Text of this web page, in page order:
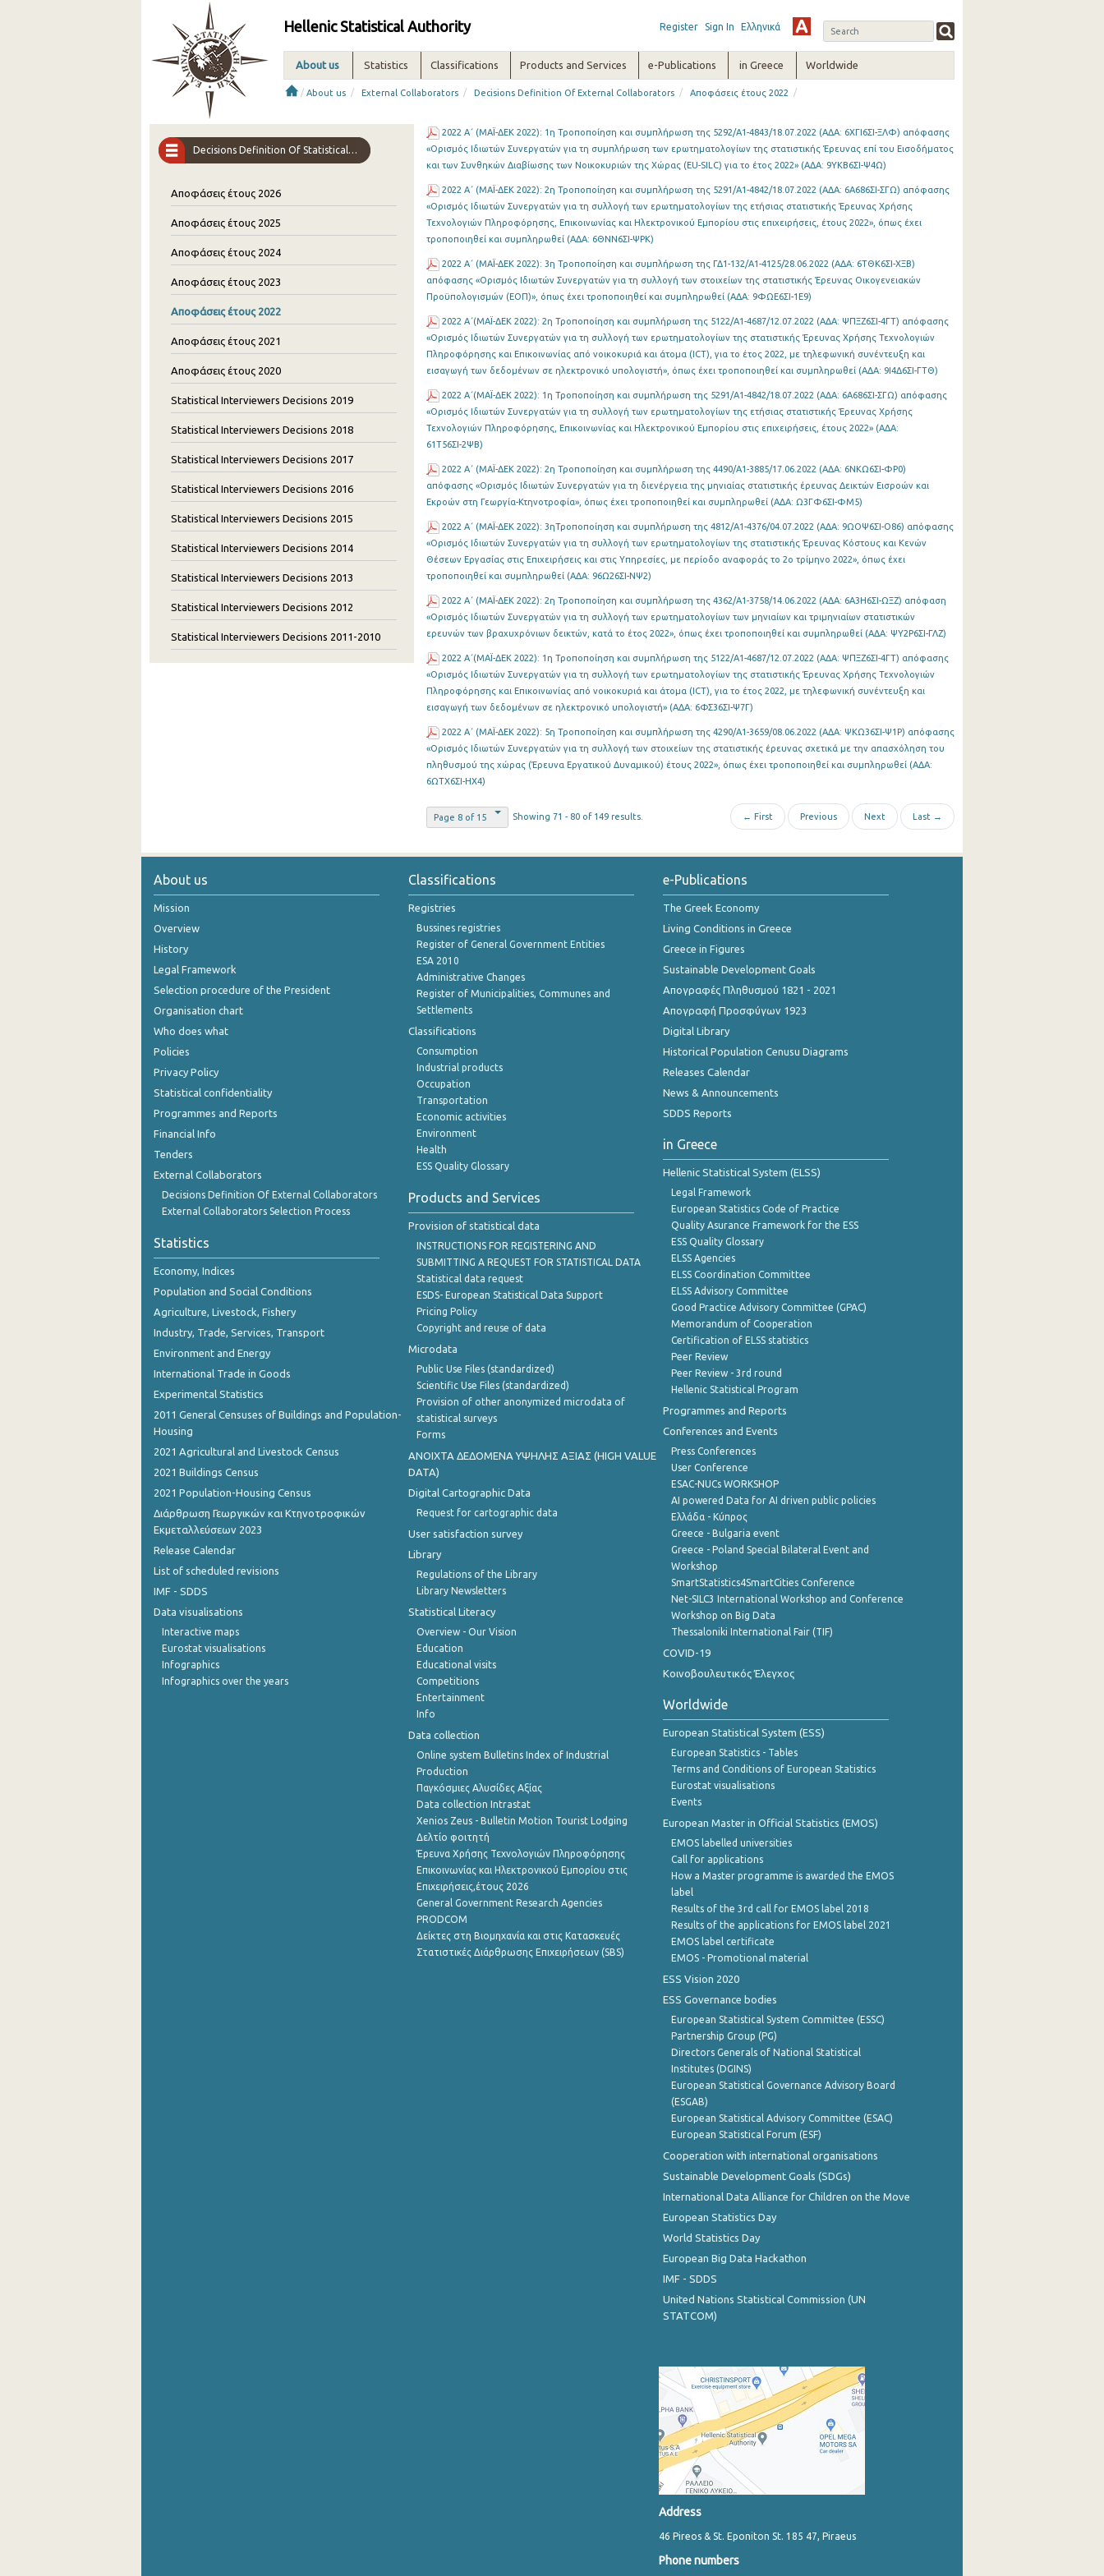
Hellenic Statistical Authority Register Sign In Ελληνικά
About us Statistics Classifications Products and Services e-Publications in Greece Worldwide
/ About us / External Collaborators / Decisions Definition Of External Collaborators / Αποφάσεις έτους 2022 /
Decisions Definition Of Statistical Interviewers
Αποφάσεις έτους 2026
Αποφάσεις έτους 2025
Αποφάσεις έτους 2024
Αποφάσεις έτους 2023
Αποφάσεις έτους 2022
Αποφάσεις έτους 2021
Αποφάσεις έτους 2020
Statistical Interviewers Decisions 2019
Statistical Interviewers Decisions 2018
Statistical Interviewers Decisions 2017
Statistical Interviewers Decisions 2016
Statistical Interviewers Decisions 2015
Statistical Interviewers Decisions 2014
Statistical Interviewers Decisions 2013
Statistical Interviewers Decisions 2012
Statistical Interviewers Decisions 2011-2010
2022 Α΄ (MAΪ-ΔΕΚ 2022): 1η Τροποποίηση και συμπλήρωση της 5292/Α1-4843/18.07.2022 (ΑΔΑ: 6ΧΓΙ6ΣΙ-ΞΛΦ) απόφασης
«Ορισμός Ιδιωτών Συνεργατών για τη συμπλήρωση των ερωτηματολογίων της στατιστικής Έρευνας επί του Εισοδήματος
και των Συνθηκών Διαβίωσης των Νοικοκυριών της Χώρας (EU-SILC) για το έτος 2022» (ΑΔΑ: 9ΥΚΒ6ΣΙ-Ψ4Ω)
2022 Α΄ (MAΪ-ΔΕΚ 2022): 2η Τροποποίηση και συμπλήρωση της 5291/Α1-4842/18.07.2022 (ΑΔΑ: 6Α686ΣΙ-ΣΓΩ) απόφασης
«Ορισμός Ιδιωτών Συνεργατών για τη συλλογή των ερωτηματολογίων της ετήσιας στατιστικής Έρευνας Χρήσης
Τεχνολογιών Πληροφόρησης, Επικοινωνίας και Ηλεκτρονικού Εμπορίου στις επιχειρήσεις, έτους 2022», όπως έχει
τροποποιηθεί και συμπληρωθεί (ΑΔΑ: 6ΘΝΝ6ΣΙ-ΨΡΚ)
2022 Α΄ (MAΪ-ΔΕΚ 2022): 3η Τροποποίηση και συμπλήρωση της ΓΔ1-132/Α1-4125/28.06.2022 (ΑΔΑ: 6ΤΘΚ6ΣΙ-ΧΞΒ)
απόφασης «Ορισμός Ιδιωτών Συνεργατών για τη συλλογή των στοιχείων της στατιστικής Έρευνας Οικογενειακών
Προϋπολογισμών (ΕΟΠ)», όπως έχει τροποποιηθεί και συμπληρωθεί (ΑΔΑ: 9ΦΩΕ6ΣΙ-1Ε9)
2022 Α΄(MAΪ-ΔΕΚ 2022): 2η Τροποποίηση και συμπλήρωση της 5122/Α1-4687/12.07.2022 (ΑΔΑ: ΨΠΞΖ6ΣΙ-4ΓΤ) απόφασης
«Ορισμός Ιδιωτών Συνεργατών για τη συλλογή των ερωτηματολογίων της στατιστικής Έρευνας Χρήσης Τεχνολογιών
Πληροφόρησης και Επικοινωνίας από νοικοκυριά και άτομα (ICT), για το έτος 2022, με τηλεφωνική συνέντευξη και
εισαγωγή των δεδομένων σε ηλεκτρονικό υπολογιστή», όπως έχει τροποποιηθεί και συμπληρωθεί (ΑΔΑ: 9Ι4Δ6ΣΙ-ΓΤΘ)
2022 Α΄(MAΪ-ΔΕΚ 2022): 1η Τροποποίηση και συμπλήρωση της 5291/Α1-4842/18.07.2022 (ΑΔΑ: 6Α686ΣΙ-ΣΓΩ) απόφασης
«Ορισμός Ιδιωτών Συνεργατών για τη συλλογή των ερωτηματολογίων της ετήσιας στατιστικής Έρευνας Χρήσης
Τεχνολογιών Πληροφόρησης, Επικοινωνίας και Ηλεκτρονικού Εμπορίου στις επιχειρήσεις, έτους 2022» (ΑΔΑ:
61Τ56ΣΙ-2ΨΒ)
2022 Α΄ (MAΪ-ΔΕΚ 2022): 2η Τροποποίηση και συμπλήρωση της 4490/Α1-3885/17.06.2022 (ΑΔΑ: 6ΝΚΩ6ΣΙ-ΦΡ0)
απόφασης «Ορισμός Ιδιωτών Συνεργατών για τη διενέργεια της μηνιαίας στατιστικής έρευνας Δεικτών Εισροών και
Εκροών στη Γεωργία-Κτηνοτροφία», όπως έχει τροποποιηθεί και συμπληρωθεί (ΑΔΑ: Ω3ΓΦ6ΣΙ-ΦΜ5)
2022 Α΄ (MAΪ-ΔΕΚ 2022): 3ηΤροποποίηση και συμπλήρωση της 4812/Α1-4376/04.07.2022 (ΑΔΑ: 9ΩΟΨ6ΣΙ-Ο86) απόφασης
«Ορισμός Ιδιωτών Συνεργατών για τη συλλογή των ερωτηματολογίων της στατιστικής Έρευνας Κόστους και Κενών
Θέσεων Εργασίας στις Επιχειρήσεις και στις Υπηρεσίες, με περίοδο αναφοράς το 2ο τρίμηνο 2022», όπως έχει
τροποποιηθεί και συμπληρωθεί (ΑΔΑ: 96Ω26ΣΙ-ΝΨ2)
2022 Α΄ (MAΪ-ΔΕΚ 2022): 2η Τροποποίηση και συμπλήρωση της 4362/Α1-3758/14.06.2022 (ΑΔΑ: 6Α3Η6ΣΙ-ΩΞΖ) απόφαση
«Ορισμός Ιδιωτών Συνεργατών για τη συλλογή των ερωτηματολογίων των μηνιαίων και τριμηνιαίων στατιστικών
ερευνών των βραχυχρόνιων δεικτών, κατά το έτος 2022», όπως έχει τροποποιηθεί και συμπληρωθεί (ΑΔΑ: ΨΥ2Ρ6ΣΙ-ΓΛΖ)
2022 Α΄(MAΪ-ΔΕΚ 2022): 1η Τροποποίηση και συμπλήρωση της 5122/Α1-4687/12.07.2022 (ΑΔΑ: ΨΠΞΖ6ΣΙ-4ΓΤ) απόφασης
«Ορισμός Ιδιωτών Συνεργατών για τη συλλογή των ερωτηματολογίων της στατιστικής Έρευνας Χρήσης Τεχνολογιών
Πληροφόρησης και Επικοινωνίας από νοικοκυριά και άτομα (ICT), για το έτος 2022, με τηλεφωνική συνέντευξη και
εισαγωγή των δεδομένων σε ηλεκτρονικό υπολογιστή» (ΑΔΑ: 6ΦΣ36ΣΙ-Ψ7Γ)
2022 Α΄ (MAΪ-ΔΕΚ 2022): 5η Τροποποίηση και συμπλήρωση της 4290/Α1-3659/08.06.2022 (ΑΔΑ: ΨΚΩ36ΣΙ-Ψ1Ρ) απόφασης
«Ορισμός Ιδιωτών Συνεργατών για τη συλλογή των στοιχείων της στατιστικής έρευνας σχετικά με την απασχόληση του
πληθυσμού της χώρας (Έρευνα Εργατικού Δυναμικού) έτους 2022», όπως έχει τροποποιηθεί και συμπληρωθεί (ΑΔΑ:
6ΩΤΧ6ΣΙ-ΗΧ4)
Page 8 of 15 Showing 71 - 80 of 149 results. ← First Previous Next Last →
About us
Mission
Overview
History
Legal Framework
Selection procedure of the President
Organisation chart
Who does what
Policies
Privacy Policy
Statistical confidentiality
Programmes and Reports
Financial Info
Tenders
External Collaborators
Decisions Definition Of External Collaborators
External Collaborators Selection Process
Statistics
Economy, Indices
Population and Social Conditions
Agriculture, Livestock, Fishery
Industry, Trade, Services, Transport
Environment and Energy
International Trade in Goods
Experimental Statistics
2011 General Censuses of Buildings and Population-
Housing
2021 Agricultural and Livestock Census
2021 Buildings Census
2021 Population-Housing Census
Διάρθρωση Γεωργικών και Κτηνοτροφικών
Εκμεταλλεύσεων 2023
Release Calendar
List of scheduled revisions
IMF - SDDS
Data visualisations
Interactive maps
Eurostat visualisations
Infographics
Infographics over the years
Classifications
Registries
Bussines registries
Register of General Government Entities
ESA 2010
Administrative Changes
Register of Municipalities, Communes and
Settlements
Classifications
Consumption
Industrial products
Occupation
Transportation
Economic activities
Environment
Health
ESS Quality Glossary
Products and Services
Provision of statistical data
INSTRUCTIONS FOR REGISTERING AND
SUBMITTING A REQUEST FOR STATISTICAL DATA
Statistical data request
ESDS- European Statistical Data Support
Pricing Policy
Copyright and reuse of data
Microdata
Public Use Files (standardized)
Scientific Use Files (standardized)
Provision of other anonymized microdata of
statistical surveys
Forms
ANOIXTA ΔΕΔΟΜΕΝΑ ΥΨΗΛΗΣ ΑΞΙΑΣ (HIGH VALUE
DATA)
Digital Cartographic Data
Request for cartographic data
User satisfaction survey
Library
Regulations of the Library
Library Newsletters
Statistical Literacy
Overview - Our Vision
Education
Educational visits
Competitions
Entertainment
Info
Data collection
Online system Bulletins Index of Industrial
Production
Παγκόσμιες Αλυσίδες Αξίας
Data collection Intrastat
Xenios Zeus - Bulletin Motion Tourist Lodging
Δελτίο φοιτητή
Έρευνα Χρήσης Τεχνολογιών Πληροφόρησης
Επικοινωνίας και Ηλεκτρονικού Εμπορίου στις
Επιχειρήσεις,έτους 2026
General Government Research Agencies
PRODCOM
Δείκτες στη Βιομηχανία και στις Κατασκευές
Στατιστικές Διάρθρωσης Επιχειρήσεων (SBS)
e-Publications
The Greek Economy
Living Conditions in Greece
Greece in Figures
Sustainable Development Goals
Απογραφές Πληθυσμού 1821 - 2021
Απογραφή Προσφύγων 1923
Digital Library
Historical Population Cenusu Diagrams
Releases Calendar
News & Announcements
SDDS Reports
in Greece
Hellenic Statistical System (ELSS)
Legal Framework
European Statistics Code of Practice
Quality Asurance Framework for the ESS
ESS Quality Glossary
ELSS Agencies
ELSS Coordination Committee
ELSS Advisory Committee
Good Practice Advisory Committee (GPAC)
Memorandum of Cooperation
Certification of ELSS statistics
Peer Review
Peer Review - 3rd round
Hellenic Statistical Program
Programmes and Reports
Conferences and Events
Press Conferences
User Conference
ESAC-NUCs WORKSHOP
AI powered Data for AI driven public policies
Ελλάδα - Κύπρος
Greece - Bulgaria event
Greece - Poland Special Bilateral Event and
Workshop
SmartStatistics4SmartCities Conference
Net-SILC3 International Workshop and Conference
Workshop on Big Data
Thessaloniki International Fair (TIF)
COVID-19
Κοινοβουλευτικός Έλεγχος
Worldwide
European Statistical System (ESS)
European Statistics - Tables
Terms and Conditions of European Statistics
Eurostat visualisations
Events
European Master in Official Statistics (EMOS)
EMOS labelled universities
Call for applications
How a Master programme is awarded the EMOS
label
Results of the 3rd call for EMOS label 2018
Results of the applications for EMOS label 2021
EMOS label certificate
EMOS - Promotional material
ESS Vision 2020
ESS Governance bodies
European Statistical System Committee (ESSC)
Partnership Group (PG)
Directors Generals of National Statistical
Institutes (DGINS)
European Statistical Governance Advisory Board
(ESGAB)
European Statistical Advisory Committee (ESAC)
European Statistical Forum (ESF)
Cooperation with international organisations
Sustainable Development Goals (SDGs)
International Data Alliance for Children on the Move
European Statistics Day
World Statistics Day
European Big Data Hackathon
IMF - SDDS
United Nations Statistical Commission (UN
STATCOM)
Address
46 Pireos & St. Eponiton St. 185 47, Piraeus
Phone numbers